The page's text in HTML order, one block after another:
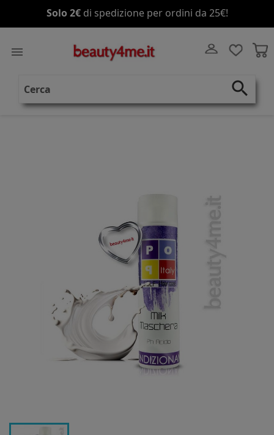
Solo 2€di spedizione per ordini da 25€!

search